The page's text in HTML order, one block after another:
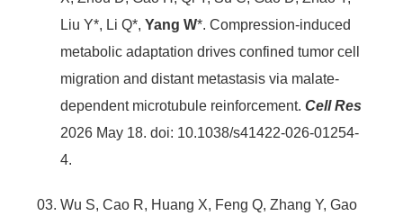
Liu Y*, Li Q*,Yang W*. Compression-induced
metabolic adaptation drives confined tumor cell
migration and distant metastasis via malate-
dependent microtubule reinforcement.Cell Res
2026 May 18. doi: 10.1038/s41422-026-01254-
4.
Wu S, Cao R, Huang X, Feng Q, Zhang Y, Gao